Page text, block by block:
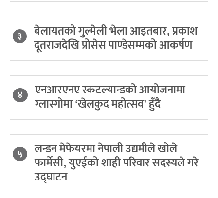
३ बेलायतको गुल्मेली भेला आइतबार, प्रकाश
दूतराजदेखि प्रोसेस पाण्डेसम्मको आकर्षण
४ एनआरएनए स्कटल्यान्डको आयोजनामा
ग्लास्गोमा ‘खेलकुद महोत्सव’ हुँदै
५ लन्डन मेफेयरमा नेपाली उद्यमीले खोले
फार्मेसी, युएईको शाही परिवार सदस्यले गरे
उद्घाटन